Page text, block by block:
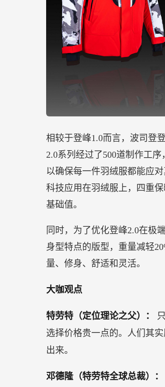
11月18日，长城汽车（
陆市场的中心。这是长城汽
汽车欧洲战略落地。
子动力系统平台开发和集成
到2022年初，总人数将增加
欧洲总部的设立，将加强和
城旗下蜂巢能源已正式选定
组PACK工厂共两个工厂；
长城汽车正在为欧洲用户建
【飞鹤获评“2021年度责任企
日前，第十七届中国·企业社
的努力，尤其是为抗击新冠
【妙可蓝多联手搜狐汽车广
本届展会继续秉承“新科技·